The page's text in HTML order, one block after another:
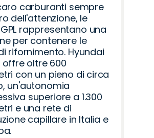
carburanti sempre
dell'attenzione, le
rappresentano una
per contenere le
rifornimento. Hyundai
offre oltre 600
con un pieno di circa
un'autonomia
superiore a 1.300
e una rete di
capillare in Italia e